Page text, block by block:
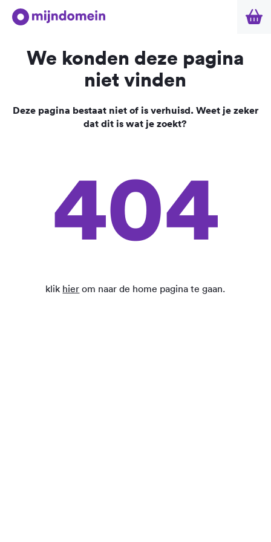
We konden deze pagina
niet vinden
Deze pagina bestaat niet of is verhuisd. Weet je zeker
dat dit is wat je zoekt?
404
klik hier om naar de home pagina te gaan.